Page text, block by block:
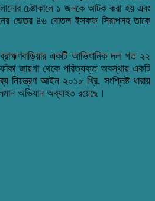
চেষ্টাকালে ১ জনকে আটক করা হয় এবং
ভেতর ৪৬ বোতল ইসকফ সিরাপসহ তাকে
একটি আভিযানিক দল গত ২২
ফাঁকা জায়গা থেকে পরিত্যক্ত অবস্থায় একটি
আইন ২০১৮ খ্রি. সংশ্লিষ্ট ধারায়
অভিযান অব্যাহত রয়েছে।